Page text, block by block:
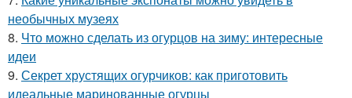
необычных музеях
8. Что можно сделать из огурцов на зиму: интересные
идеи
9. Секрет хрустящих огурчиков: как приготовить
идеальные маринованные огурцы